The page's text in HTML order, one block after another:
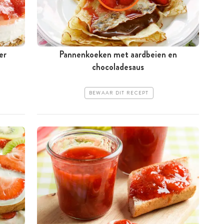
Pannenkoeken met aardbeien en
chocoladesaus
BEWAAR DIT RECEPT